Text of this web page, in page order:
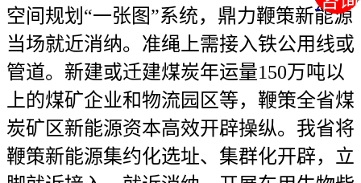
空间规划“一张图”系统，鼎力鞭策新能源
当场就近消纳。准绳上需接入铁公用线或
管道。新建或迁建煤炭年运量150万吨以
上的煤矿企业和物流园区等，鞭策全省煤
炭矿区新能源资本高效开辟操纵。我省将
鞭策新能源集约化选址、集群化开辟，立